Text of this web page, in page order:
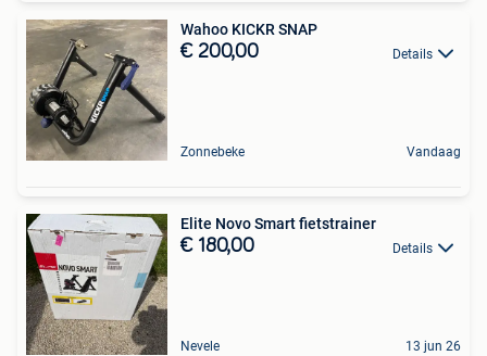
Wahoo KICKR SNAP
€ 200,00 Details
Zonnebeke Vandaag
Elite Novo Smart fietstrainer
€ 180,00 Details
Nevele 13 jun 26